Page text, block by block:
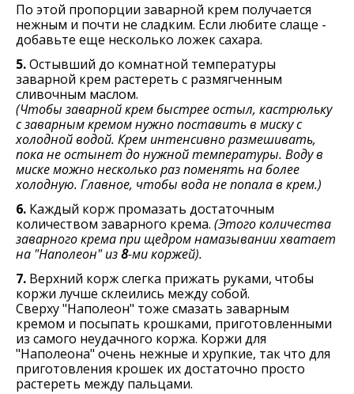
По этой пропорции заварной крем получается
нежным и почти не сладким. Если любите слаще -
добавьте еще несколько ложек сахара.
5.Остывший до комнатной температуры
заварной крем растереть с размягченным
сливочным маслом.
(Чтобы заварной крем быстрее остыл, кастрюльку
с заварным кремом нужно поставить в миску с
холодной водой. Крем интенсивно размешивать,
пока не остынет до нужной температуры. Воду в
миске можно несколько раз поменять на более
холодную. Главное, чтобы вода не попала в крем.)
6. Каждый корж промазать достаточным
количеством заварного крема. (Этого количества
заварного крема при щедром намазывании хватает
на "Наполеон" из8-ми коржей).
7. Верхний корж слегка прижать руками, чтобы
коржи лучше склеились между собой.
Сверху "Наполеон" тоже смазать заварным
кремом и посыпать крошками, приготовленными
из самого неудачного коржа. Коржи для
"Наполеона" очень нежные и хрупкие, так что для
приготовления крошек их достаточно просто
растереть между пальцами.